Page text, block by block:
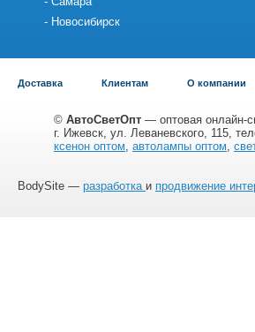
Новосибирск
Доставка Клиентам О компании
© АвтоСветОпт — оптовая онлайн-
г. Ижевск, ул. Леваневского, 115,
ксенон оптом, автолампы оптом,
BodySite — разработка и продвижение